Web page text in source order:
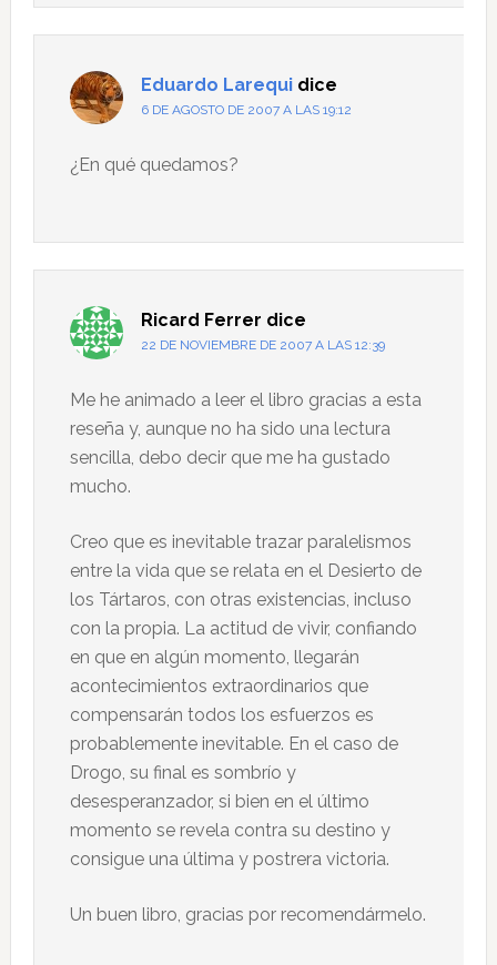
Eduardo Larequi dice
6 DE AGOSTO DE 2007 A LAS 19:12
¿En qué quedamos?
Ricard Ferrer dice
22 DE NOVIEMBRE DE 2007 A LAS 12:39
Me he animado a leer el libro gracias a esta
reseña y, aunque no ha sido una lectura
sencilla, debo decir que me ha gustado
mucho.
Creo que es inevitable trazar paralelismos
entre la vida que se relata en el Desierto de
los Tártaros, con otras existencias, incluso
con la propia. La actitud de vivir, confiando
en que en algún momento, llegarán
acontecimientos extraordinarios que
compensarán todos los esfuerzos es
probablemente inevitable. En el caso de
Drogo, su final es sombrío y
desesperanzador, si bien en el último
momento se revela contra su destino y
consigue una última y postrera victoria.
Un buen libro, gracias por recomendármelo.